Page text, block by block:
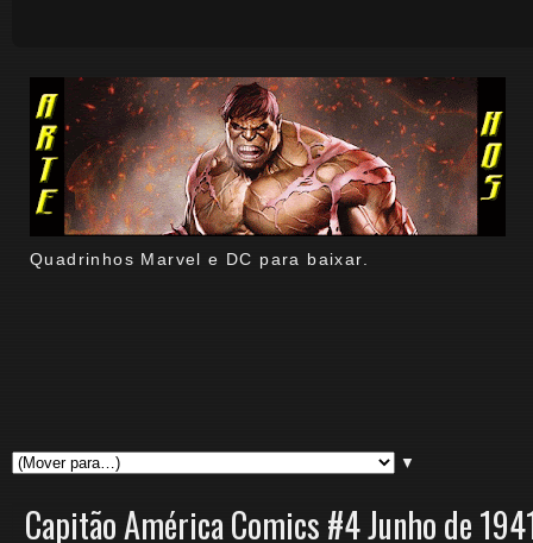
Quadrinhos Marvel e DC para baixar.
▼
Capitão América Comics #4 Junho de